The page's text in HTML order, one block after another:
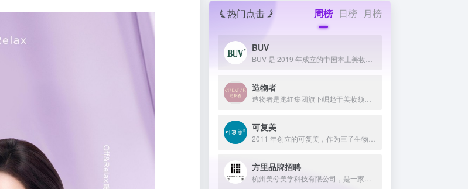
热门点击 周榜 日榜 月榜
BUV
造物者
可复美
方里品牌招聘